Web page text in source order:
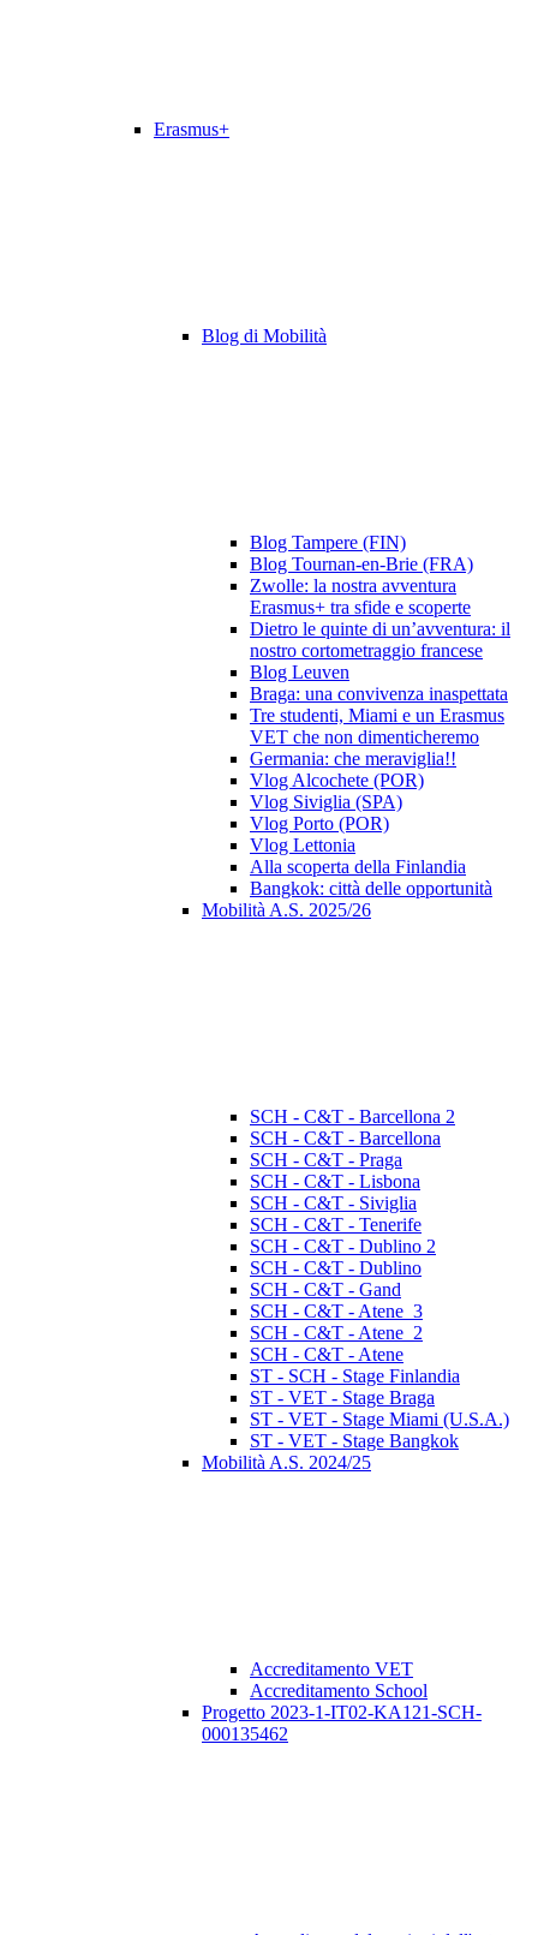
Erasmus+
Blog di Mobilità
Blog Tampere (FIN)
Blog Tournan-en-Brie (FRA)
Zwolle: la nostra avventura
Erasmus+ tra sfide e scoperte
Dietro le quinte di un’avventura: il
nostro cortometraggio francese
Blog Leuven
Braga: una convivenza inaspettata
Tre studenti, Miami e un Erasmus
VET che non dimenticheremo
Germania: che meraviglia!!
Vlog Alcochete (POR)
Vlog Siviglia (SPA)
Vlog Porto (POR)
Vlog Lettonia
Alla scoperta della Finlandia
Bangkok: città delle opportunità
Mobilità A.S. 2025/26
SCH - C&T - Barcellona 2
SCH - C&T - Barcellona
SCH - C&T - Praga
SCH - C&T - Lisbona
SCH - C&T - Siviglia
SCH - C&T - Tenerife
SCH - C&T - Dublino 2
SCH - C&T - Dublino
SCH - C&T - Gand
SCH - C&T - Atene_3
SCH - C&T - Atene_2
SCH - C&T - Atene
ST - SCH - Stage Finlandia
ST - VET - Stage Braga
ST - VET - Stage Miami (U.S.A.)
ST - VET - Stage Bangkok
Mobilità A.S. 2024/25
Accreditamento VET
Accreditamento School
Progetto 2023-1-IT02-KA121-SCH-
000135462